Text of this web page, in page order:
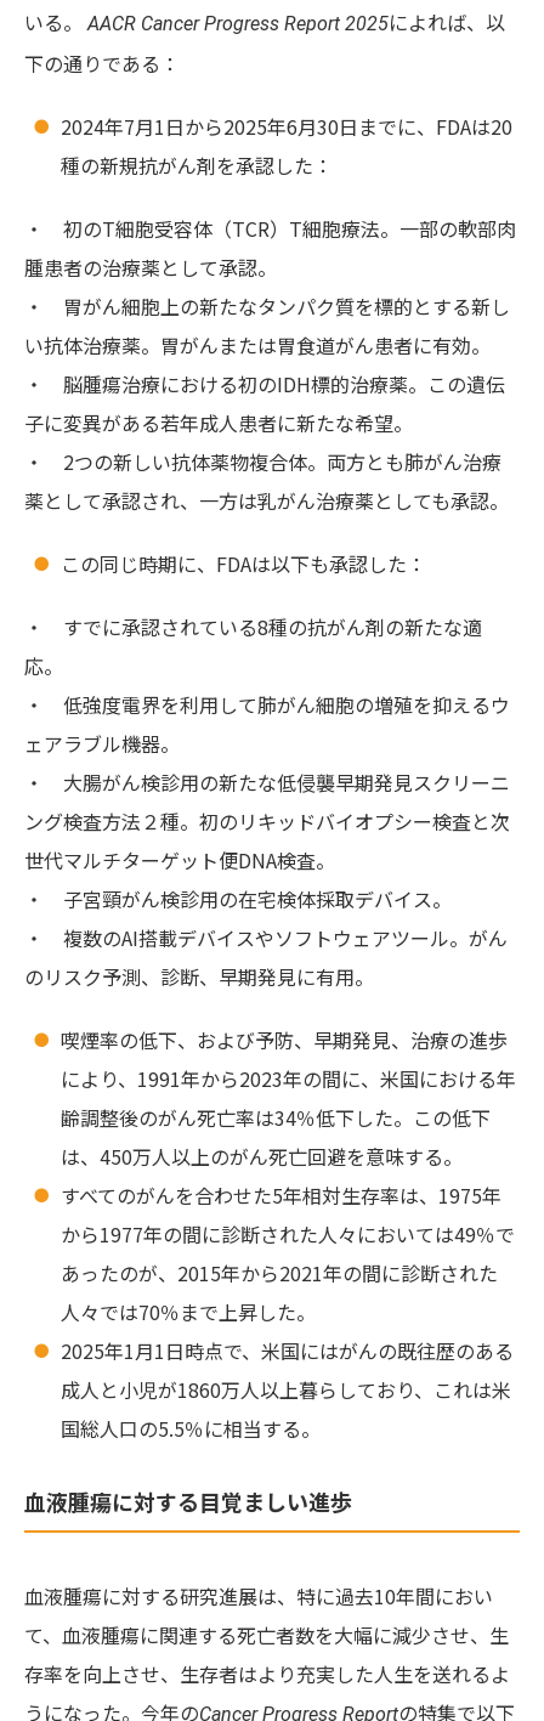
いる。AACR Cancer Progress Report 2025によれば、以
下の通りである：
2024年7月1日から2025年6月30日までに、FDAは20
種の新規抗がん剤を承認した：
・ 初のT細胞受容体（TCR）T細胞療法。一部の軟部肉
腫患者の治療薬として承認。
・ 胃がん細胞上の新たなタンパク質を標的とする新し
い抗体治療薬。胃がんまたは胃食道がん患者に有効。
・ 脳腫瘍治療における初のIDH標的治療薬。この遺伝
子に変異がある若年成人患者に新たな希望。
・ 2つの新しい抗体薬物複合体。両方とも肺がん治療
薬として承認され、一方は乳がん治療薬としても承認。
この同じ時期に、FDAは以下も承認した：
・ すでに承認されている8種の抗がん剤の新たな適
応。
・ 低強度電界を利用して肺がん細胞の増殖を抑えるウ
ェアラブル機器。
・ 大腸がん検診用の新たな低侵襲早期発見スクリーニ
ング検査方法２種。初のリキッドバイオプシー検査と次
世代マルチターゲット便DNA検査。
・ 子宮頸がん検診用の在宅検体採取デバイス。
・ 複数のAI搭載デバイスやソフトウェアツール。がん
のリスク予測、診断、早期発見に有用。
喫煙率の低下、および予防、早期発見、治療の進歩
により、1991年から2023年の間に、米国における年
齢調整後のがん死亡率は34％低下した。この低下
は、450万人以上のがん死亡回避を意味する。
すべてのがんを合わせた5年相対生存率は、1975年
から1977年の間に診断された人々においては49％で
あったのが、2015年から2021年の間に診断された
人々では70％まで上昇した。
2025年1月1日時点で、米国にはがんの既往歴のある
成人と小児が1860万人以上暮らしており、これは米
国総人口の5.5％に相当する。
血液腫瘍に対する目覚ましい進歩
血液腫瘍に対する研究進展は、特に過去10年間におい
て、血液腫瘍に関連する死亡者数を大幅に減少させ、生
存率を向上させ、生存者はより充実した人生を送れるよ
うになった。今年のCancer Progress Reportの特集で以下